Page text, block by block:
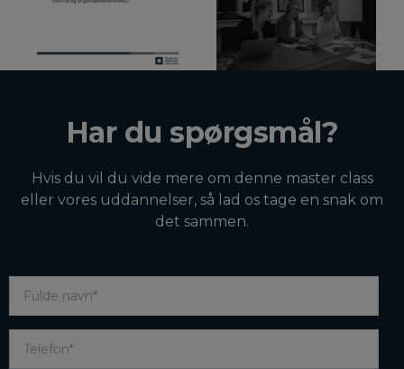
Har du spørgsmål?
Hvis du vil du vide mere om denne master class
eller vores uddannelser, så lad os tage en snak om
det sammen.